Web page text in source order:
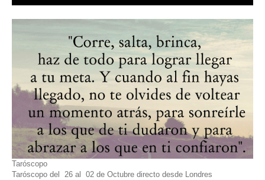
Taróscopo
Taróscopo del 26 al 02 de Octubre directo desde Londres